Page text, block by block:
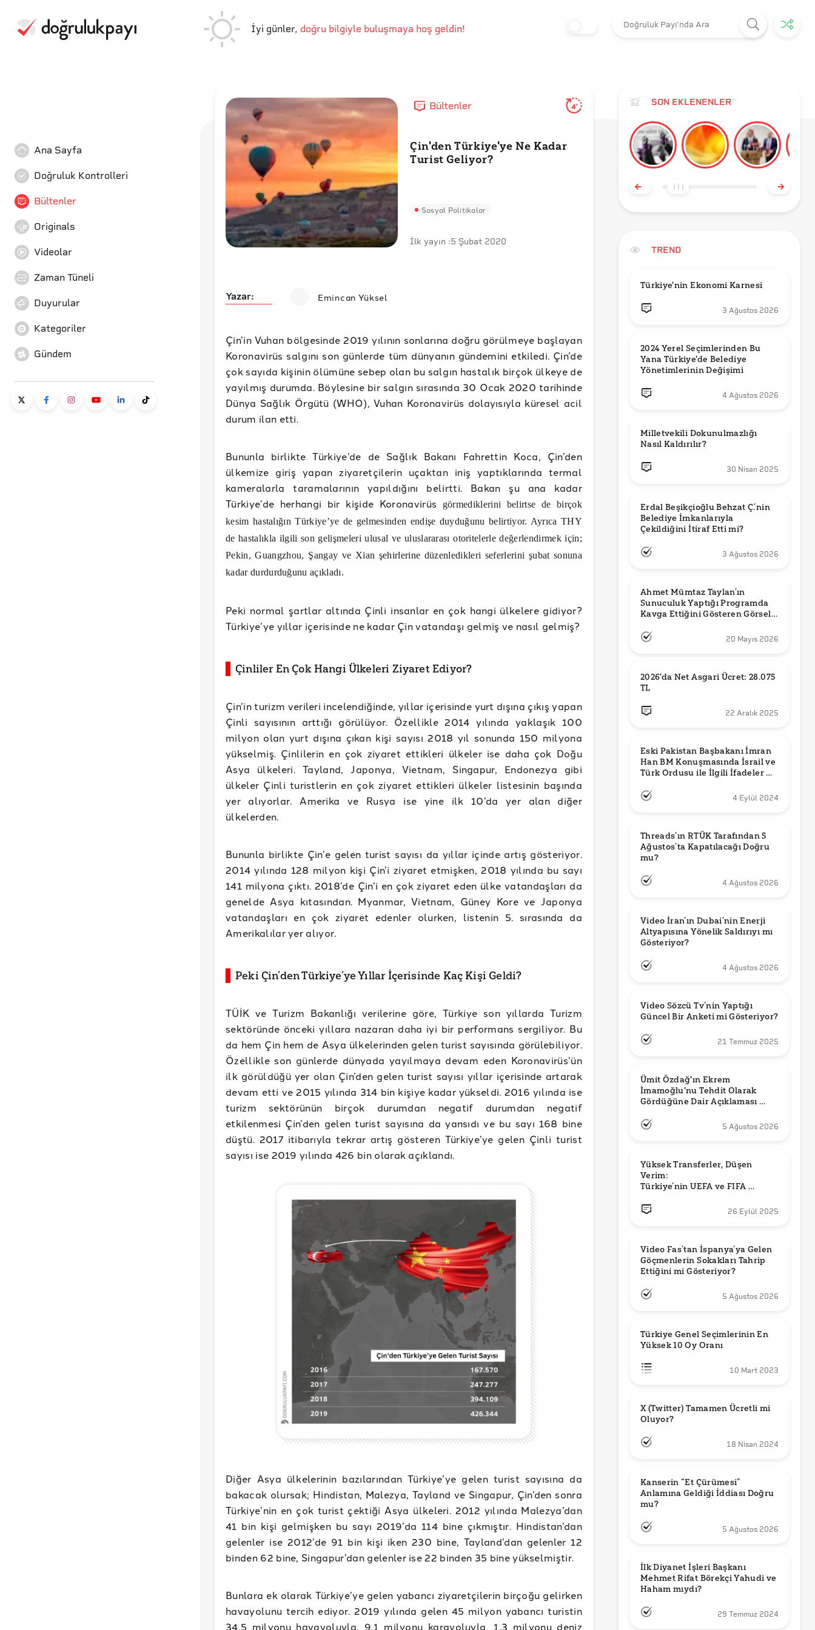
İyi günler, doğru bilgiyle buluşmaya hoş geldin!
Ana Sayfa
Doğruluk Kontrolleri
Bültenler
Originals
Videolar
Zaman Tüneli
Duyurular
Kategoriler
Gündem
Bültenler 4'
Çin'den Türkiye'ye Ne Kadar
Turist Geliyor?
Sosyal Politikalar
İlk yayın :5 Şubat 2020
Yazar: Emincan Yüksel
Çin’in Vuhan bölgesinde 2019 yılının sonlarına doğru görülmeye başlayan
Koronavirüs salgını son günlerde tüm dünyanın gündemini etkiledi. Çin’de
çok sayıda kişinin ölümüne sebep olan bu salgın hastalık birçok ülkeye de
yayılmış durumda. Böylesine bir salgın sırasında 30 Ocak 2020 tarihinde
Dünya Sağlık Örgütü (WHO), Vuhan Koronavirüs dolayısıyla küresel acil
durum ilan etti.
Bununla birlikte Türkiye’de de Sağlık Bakanı Fahrettin Koca, Çin’den
ülkemize giriş yapan ziyaretçilerin uçaktan iniş yaptıklarında termal
kameralarla taramalarının yapıldığını belirtti. Bakan şu ana kadar
Türkiye’de herhangi bir kişide Koronavirüs görmediklerini belirtse de birçok
kesim hastalığın Türkiye’ye de gelmesinden endişe duyduğunu belirtiyor. Ayrıca THY
de hastalıkla ilgili son gelişmeleri ulusal ve uluslararası otoritelerle değerlendirmek için;
Pekin, Guangzhou, Şangay ve Xian şehirlerine düzenledikleri seferlerini şubat sonuna
kadar durdurduğunu açıkladı.
Peki normal şartlar altında Çinli insanlar en çok hangi ülkelere gidiyor?
Türkiye’ye yıllar içerisinde ne kadar Çin vatandaşı gelmiş ve nasıl gelmiş?
Çinliler En Çok Hangi Ülkeleri Ziyaret Ediyor?
Çin’in turizm verileri incelendiğinde, yıllar içerisinde yurt dışına çıkış yapan
Çinli sayısının arttığı görülüyor. Özellikle 2014 yılında yaklaşık 100
milyon olan yurt dışına çıkan kişi sayısı 2018 yıl sonunda 150 milyona
yükselmiş. Çinlilerin en çok ziyaret ettikleri ülkeler ise daha çok Doğu
Asya ülkeleri. Tayland, Japonya, Vietnam, Singapur, Endonezya gibi
ülkeler Çinli turistlerin en çok ziyaret ettikleri ülkeler listesinin başında
yer alıyorlar. Amerika ve Rusya ise yine ilk 10’da yer alan diğer
ülkelerden.
Bununla birlikte Çin’e gelen turist sayısı da yıllar içinde artış gösteriyor.
2014 yılında 128 milyon kişi Çin’i ziyaret etmişken, 2018 yılında bu sayı
141 milyona çıktı. 2018’de Çin’i en çok ziyaret eden ülke vatandaşları da
genelde Asya kıtasından. Myanmar, Vietnam, Güney Kore ve Japonya
vatandaşları en çok ziyaret edenler olurken, listenin 5. sırasında da
Amerikalılar yer alıyor.
Peki Çin’den Türkiye’ye Yıllar İçerisinde Kaç Kişi Geldi?
TÜİK ve Turizm Bakanlığı verilerine göre, Türkiye son yıllarda Turizm
sektöründe önceki yıllara nazaran daha iyi bir performans sergiliyor. Bu
da hem Çin hem de Asya ülkelerinden gelen turist sayısında görülebiliyor.
Özellikle son günlerde dünyada yayılmaya devam eden Koronavirüs’ün
ilk görüldüğü yer olan Çin’den gelen turist sayısı yıllar içerisinde artarak
devam etti ve 2015 yılında 314 bin kişiye kadar yükseldi. 2016 yılında ise
turizm sektörünün birçok durumdan negatif durumdan negatif
etkilenmesi Çin’den gelen turist sayısına da yansıdı ve bu sayı 168 bine
düştü. 2017 itibarıyla tekrar artış gösteren Türkiye’ye gelen Çinli turist
sayısı ise 2019 yılında 426 bin olarak açıklandı.
Diğer Asya ülkelerinin bazılarından Türkiye’ye gelen turist sayısına da
bakacak olursak; Hindistan, Malezya, Tayland ve Singapur, Çin’den sonra
Türkiye’nin en çok turist çektiği Asya ülkeleri. 2012 yılında Malezya’dan
41 bin kişi gelmişken bu sayı 2019’da 114 bine çıkmıştır. Hindistan’dan
gelenler ise 2012’de 91 bin kişi iken 230 bine, Tayland’dan gelenler 12
binden 62 bine, Singapur’dan gelenler ise 22 binden 35 bine yükselmiştir.
Bunlara ek olarak Türkiye’ye gelen yabancı ziyaretçilerin birçoğu gelirken
havayolunu tercih ediyor. 2019 yılında gelen 45 milyon yabancı turistin
34,5 milyonu havayoluyla, 9,1 milyonu karayoluyla, 1,3 milyonu deniz
SON EKLENENLER
TREND
Türkiye'nin Ekonomi Karnesi
3 Ağustos 2026
2024 Yerel Seçimlerinden Bu
Yana Türkiye'de Belediye
Yönetimlerinin Değişimi
4 Ağustos 2026
Milletvekili Dokunulmazlığı
Nasıl Kaldırılır?
30 Nisan 2025
Erdal Beşikçioğlu Behzat Ç.’nin
Belediye İmkanlarıyla
3 Ağustos 2026
Ahmet Mümtaz Taylan’ın
Sunuculuk Yaptığı Programda
Kavga Ettiğini Gösteren Görsel
20 Mayıs 2026
2026'da Net Asgari Ücret: 28.075
TL
22 Aralık 2025
Eski Pakistan Başbakanı İmran
Han BM Konuşmasında İsrail ve
Türk Ordusu ile İlgili İfadeler mi
4 Eylül 2024
Threads’ın RTÜK Tarafından 5
Ağustos’ta Kapatılacağı Doğru
mu?
4 Ağustos 2026
Video İran’ın Dubai’nin Enerji
Altyapısına Yönelik Saldırıyı mı
Gösteriyor?
4 Ağustos 2026
Video Sözcü Tv’nin Yaptığı
Güncel Bir Anketi mi Gösteriyor?
21 Temmuz 2025
Ümit Özdağ'ın Ekrem
İmamoğlu'nu Tehdit Olarak
Gördüğüne Dair Açıklaması
5 Ağustos 2026
Yüksek Transferler, Düşen
Verim:
Türkiye’nin UEFA ve FIFA
26 Eylül 2025
Video Fas’tan İspanya’ya Gelen
Göçmenlerin Sokakları Tahrip
Ettiğini mi Gösteriyor?
5 Ağustos 2026
Türkiye Genel Seçimlerinin En
Yüksek 10 Oy Oranı
10 Mart 2023
X (Twitter) Tamamen Ücretli mi
Oluyor?
18 Nisan 2024
Kanserin “Et Çürümesi”
Anlamına Geldiği İddiası Doğru
mu?
5 Ağustos 2026
İlk Diyanet İşleri Başkanı
Mehmet Rifat Börekçi Yahudi ve
Haham mıydı?
29 Temmuz 2024